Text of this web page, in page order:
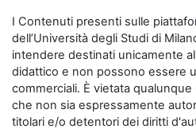
I Contenuti presenti sulle
dell’Università degli Studi di
intendere destinati unicamente
didattico e non possono essere
commerciali. È vietata
che non sia espressamente
titolari e/o detentori dei diritti